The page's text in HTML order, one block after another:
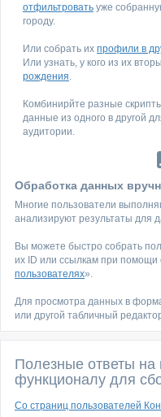
отфильтровать уже
городу.
Или собрать их профили в
Или узнать, у кого из их
рождения.
Комбинирйте разные
данные из одного в другой
аудитории.
Обработка данных
Многие пользователи
анализируют результаты для
Вы можете быстро собрать
их ID или ссылкам при помощи
пользователях».
Для просмотра данных в
или другой табличный
Полезные ответы
функционалу для
Со страниц пользователей